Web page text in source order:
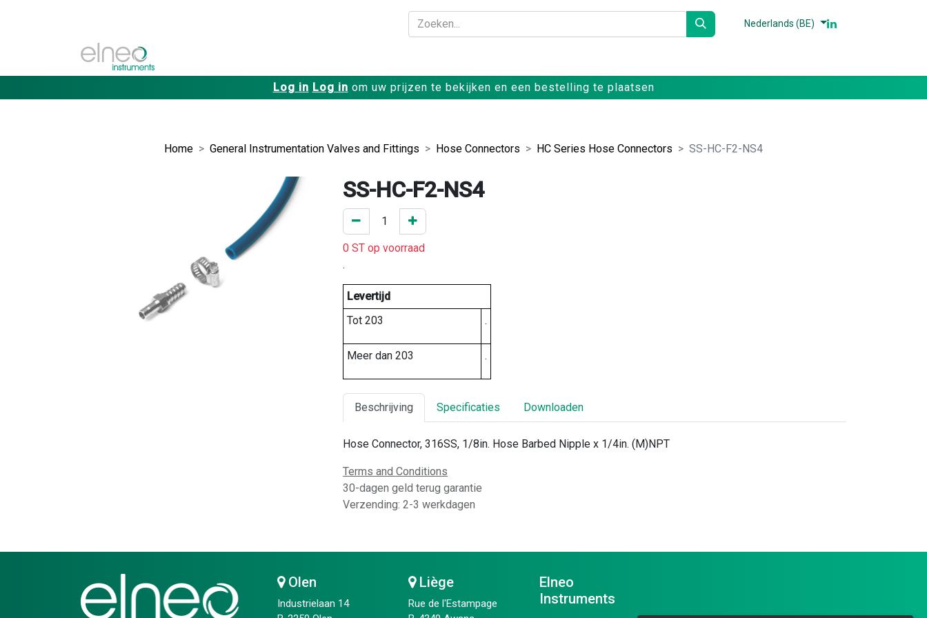
Nederlands (BE)
Log in Log in om uw prijzen te bekijken en een bestelling te plaatsen
Home General Instrumentation Valves and Fittings Hose Connectors HC Series Hose Connectors SS-HC-F2-NS4
SS-HC-F2-NS4
0 ST op voorraad
.
Levertijd
Tot 203
.
Meer dan 203 .
Beschrijving Specificaties Downloaden
Hose Connector, 316SS, 1/8in. Hose Barbed Nipple x 1/4in. (M)NPT
Terms and Conditions
30-dagen geld terug garantie
Verzending: 2-3 werkdagen
Olen
Industrielaan 14
Liège
Rue de l'Estampage
Elneo
Instruments